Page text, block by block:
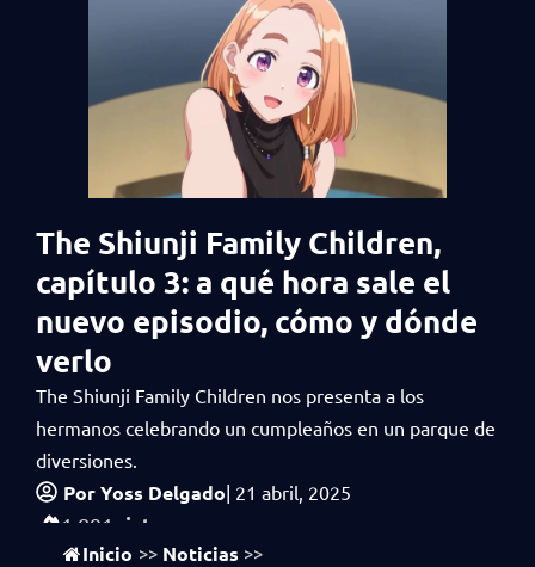
The Shiunji Family Children,
capítulo 3: a qué hora sale el
nuevo episodio, cómo y dónde
verlo
The Shiunji Family Children nos presenta a los
hermanos celebrando un cumpleaños en un parque de
diversiones.
PorYoss Delgado| 21 abril, 2025
1,891 vistas
Inicio >> Noticias >>